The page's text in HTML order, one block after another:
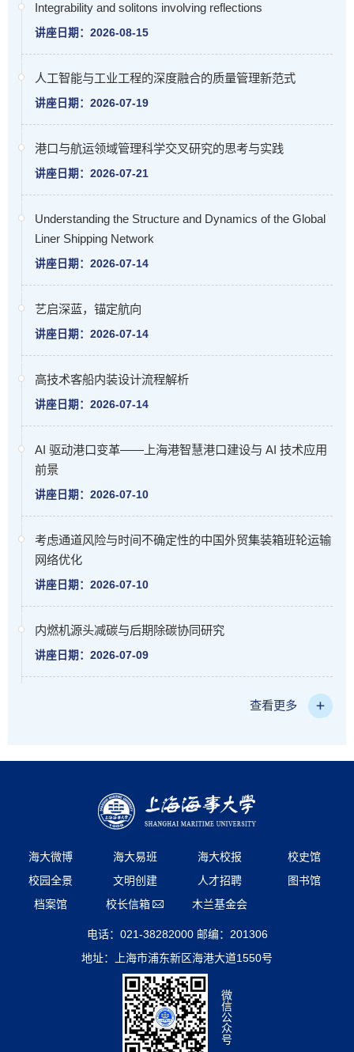
Integrability and solitons involving reflections
讲座日期：2026-08-15
人工智能与工业工程的深度融合的质量管理新范式
讲座日期：2026-07-19
港口与航运领域管理科学交叉研究的思考与实践
讲座日期：2026-07-21
Understanding the Structure and Dynamics of the Global
Liner Shipping Network
讲座日期：2026-07-14
艺启深蓝，锚定航向
讲座日期：2026-07-14
高技术客船内装设计流程解析
讲座日期：2026-07-14
AI 驱动港口变革——上海港智慧港口建设与 AI 技术应用
前景
讲座日期：2026-07-10
考虑通道风险与时间不确定性的中国外贸集装箱班轮运输
网络优化
讲座日期：2026-07-10
内燃机源头减碳与后期除碳协同研究
讲座日期：2026-07-09
查看更多
海大微博 海大易班 海大校报
校史馆
校园全景
文明创建 人才招聘
图书馆
档案馆
校长信箱 木兰基金会
电话：021-38282000 邮编：201306
地址：上海市浦东新区海港大道1550号
微
信
公
众
号